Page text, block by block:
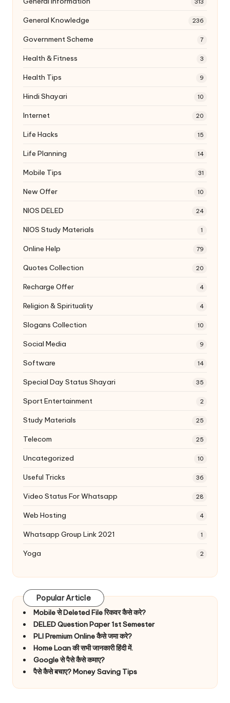
General Knowledge 236
Government Scheme 7
Health & Fitness 3
Health Tips 9
Hindi Shayari 10
Internet 20
Life Hacks 15
Life Planning 14
Mobile Tips 31
New Offer 10
NIOS DELED 24
NIOS Study Materials 1
Online Help 79
Quotes Collection 20
Recharge Offer 4
Religion & Spirituality 4
Slogans Collection 10
Social Media 9
Software 14
Special Day Status Shayari 35
Sport Entertainment 2
Study Materials 25
Telecom 25
Uncategorized 10
Useful Tricks 36
Video Status For Whatsapp 28
Web Hosting 4
Whatsapp Group Link 2021 1
Yoga 2
Popular Article
Mobile से Deleted File रिकवर कैसे करे?
DELED Question Paper 1st Semester
PLI Premium Online कैसे जमा करे?
Home Loan की सभी जानकारी हिंदी में.
Google से पैसे कैसे कमाए?
पैसे कैसे बचाए? Money Saving Tips